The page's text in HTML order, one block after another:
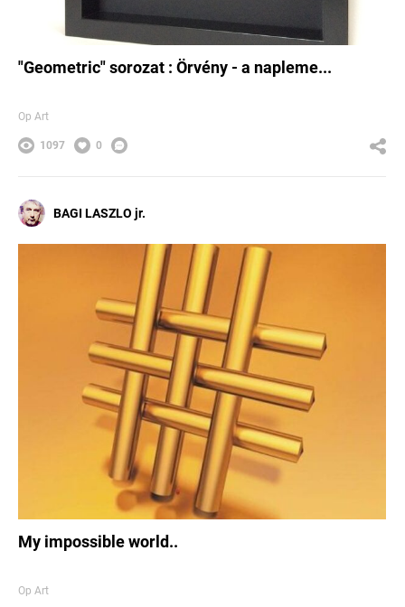
"Geometric" sorozat : Örvény - a napleme...
Op Art
1097 0
BAGI LASZLO jr.
My impossible world..
Op Art